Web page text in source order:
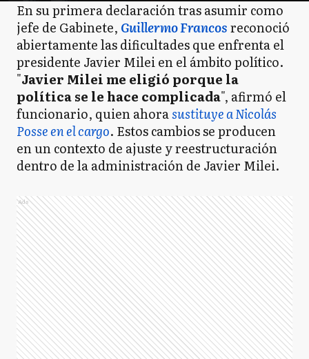
En su primera declaración tras asumir como
jefe de Gabinete, Guillermo Francosreconoció
abiertamente las dificultades que enfrenta el
presidente Javier Milei en el ámbito político.
"Javier Milei me eligió porque la
política se le hace complicada", afirmó el
funcionario, quien ahorasustituye a Nicolás
Posse en el cargo. Estos cambios se producen
en un contexto de ajuste y reestructuración
dentro de la administración de Javier Milei.
Ads